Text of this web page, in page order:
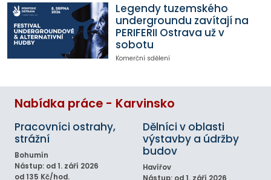
Legendy tuzemského
undergroundu zavítají na
PERIFERII Ostrava už v
sobotu
Komerční sdělení
Nabídka práce - Karvinsko
Pracovníci ostrahy,
strážní
Bohumín
Nástup: od 1. září 2026
od 135 Kč/hod.
Dělníci v oblasti
výstavby a údržby
budov
Havířov